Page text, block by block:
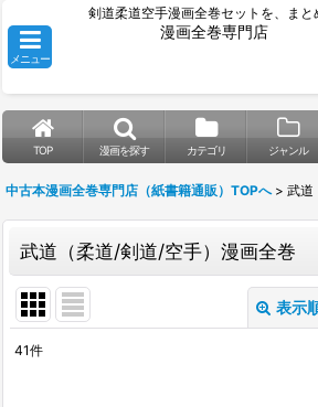
剣道柔道空手漫画全巻セットを、まと
メニュー
漫画全巻専門店
TOP 漫画を探す カテゴリ ジャンル
中古本漫画全巻専門店（紙書籍通販）TOPへ > 武道
武道（柔道/剣道/空手）漫画全巻
表示
41件